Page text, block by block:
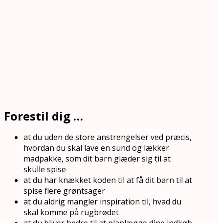
Forestil dig …
at du uden de store anstrengelser ved præcis,
hvordan du skal lave en sund og lækker
madpakke, som dit barn glæder sig til at
skulle spise
at du har knækket koden til at få dit barn til at
spise flere grøntsager
at du aldrig mangler inspiration til, hvad du
skal komme på rugbrødet